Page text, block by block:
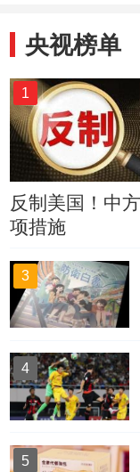
央视榜单
1
反制美国！中
项措施
3
4
5